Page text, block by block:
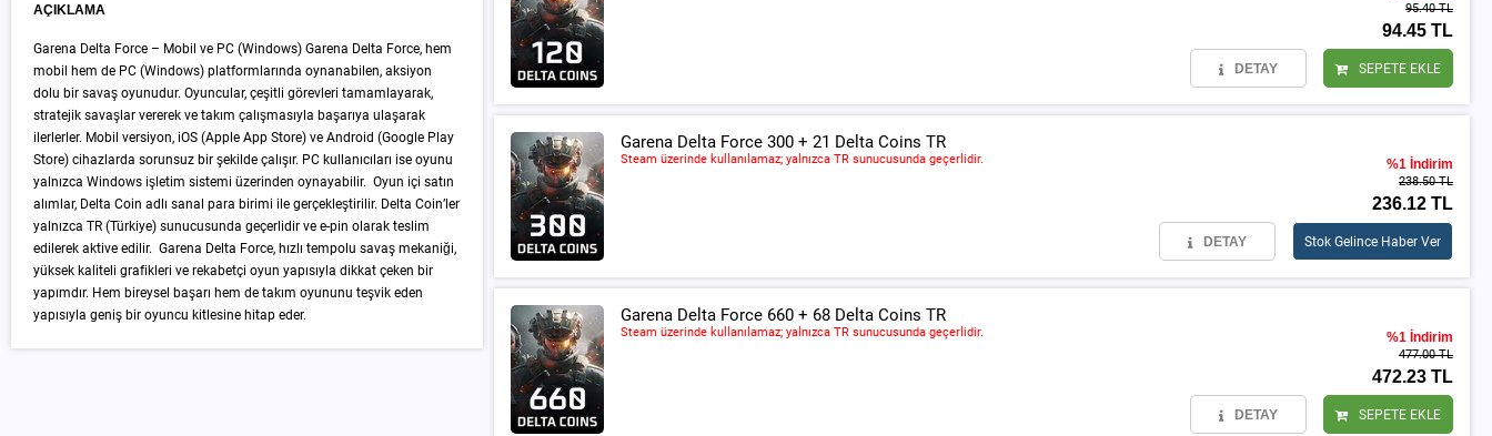
AÇIKLAMA
Garena Delta Force – Mobil ve PC (Windows) Garena Delta Force, hem
mobil hem de PC (Windows) platformlarında oynanabilen, aksiyon
dolu bir savaş oyunudur. Oyuncular, çeşitli görevleri tamamlayarak,
stratejik savaşlar vererek ve takım çalışmasıyla başarıya ulaşarak
ilerlerler. Mobil versiyon, iOS (Apple App Store) ve Android (Google Play
Store) cihazlarda sorunsuz bir şekilde çalışır. PC kullanıcıları ise oyunu
yalnızca Windows işletim sistemi üzerinden oynayabilir. Oyun içi satın
alımlar, Delta Coin adlı sanal para birimi ile gerçekleştirilir. Delta Coin’ler
yalnızca TR (Türkiye) sunucusunda geçerlidir ve e-pin olarak teslim
edilerek aktive edilir. Garena Delta Force, hızlı tempolu savaş mekaniği,
yüksek kaliteli grafikleri ve rekabetçi oyun yapısıyla dikkat çeken bir
yapımdır. Hem bireysel başarı hem de takım oyununu teşvik eden
yapısıyla geniş bir oyuncu kitlesine hitap eder.
95.40 TL
94.45 TL
DETAY SEPETE EKLE
Garena Delta Force 300 + 21 Delta Coins TR
Steam üzerinde kullanılamaz; yalnızca TR sunucusunda geçerlidir. %1 İndirim
238.50 TL
236.12 TL
DETAY Stok Gelince Haber Ver
Garena Delta Force 660 + 68 Delta Coins TR
Steam üzerinde kullanılamaz; yalnızca TR sunucusunda geçerlidir. %1 İndirim
477.00 TL
472.23 TL
DETAY SEPETE EKLE